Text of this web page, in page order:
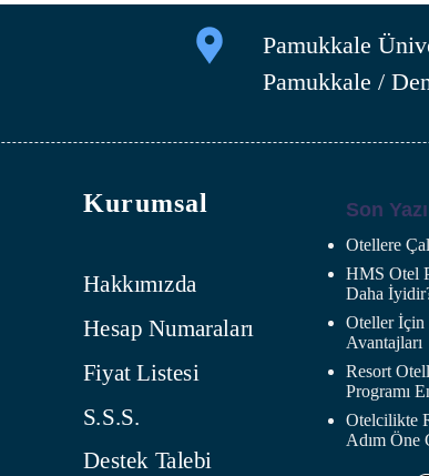
Pamukkale
Pamukkale /
Kurumsal
Hakkımızda
Hesap Numaraları
Fiyat Listesi
S.S.S.
Destek Talebi
Son
Otellere
HMS Otel
Daha
Oteller İçin
Avantajları
Resort
Programı
Otelcilikte
Adım Öne